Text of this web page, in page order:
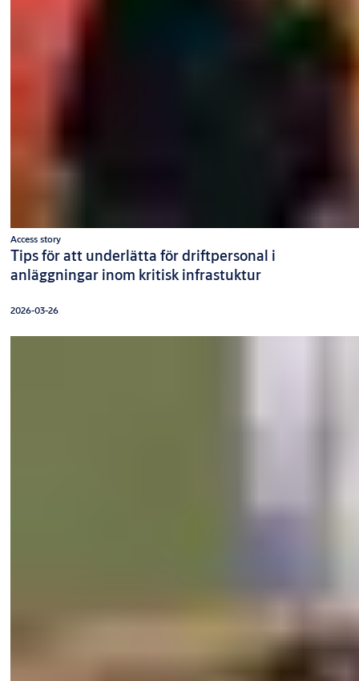
Access story
Tips för att underlätta för driftpersonal i
anläggningar inom kritisk infrastuktur
2026-03-26